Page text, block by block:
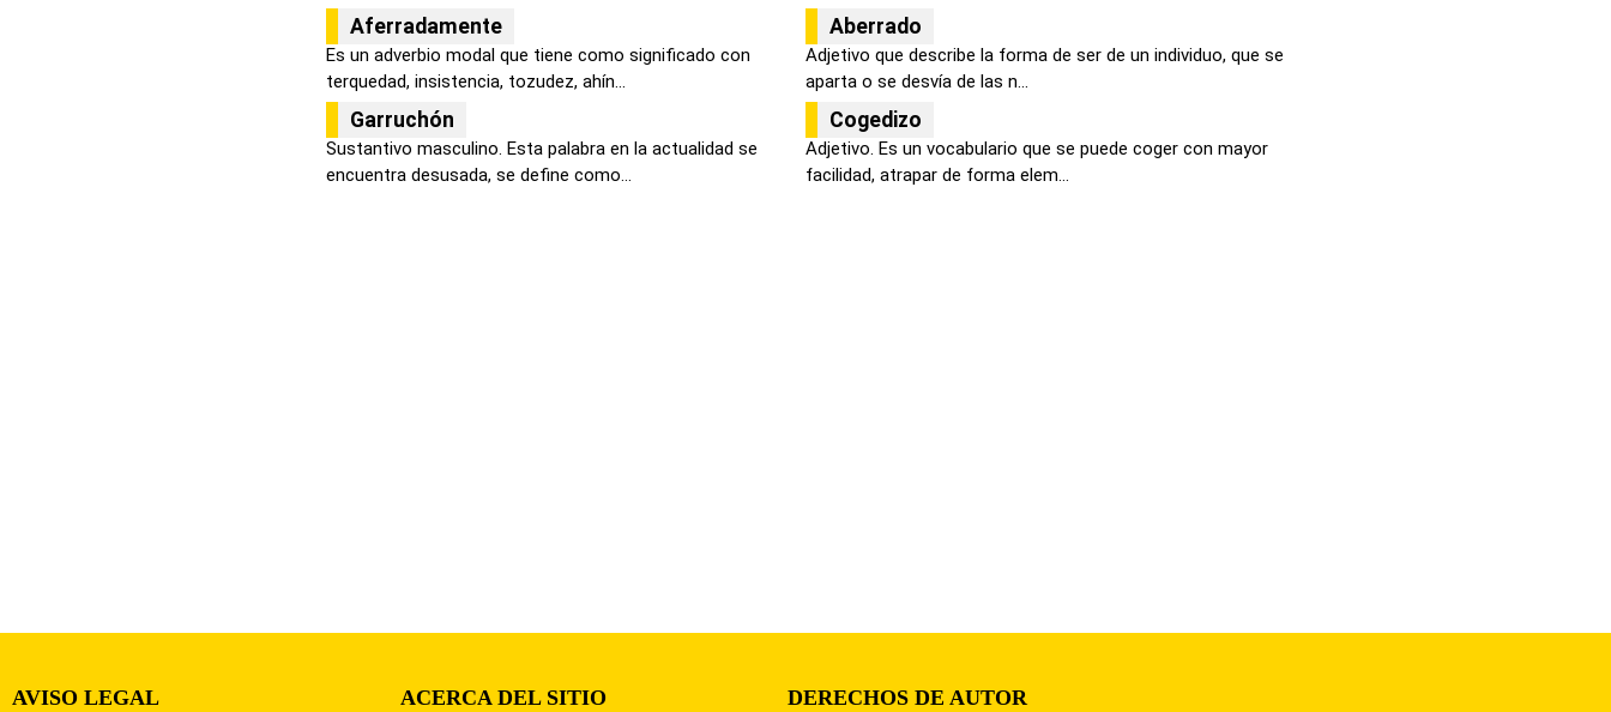
Aferradamente
Es un adverbio modal que tiene como significado con
terquedad, insistencia, tozudez, ahín...
Aberrado
Adjetivo que describe la forma de ser de un individuo, que se
aparta o se desvía de las n...
Garruchón
Sustantivo masculino. Esta palabra en la actualidad se
encuentra desusada, se define como...
Cogedizo
Adjetivo. Es un vocabulario que se puede coger con mayor
facilidad, atrapar de forma elem...
AVISO LEGAL ACERCA DEL SITIO DERECHOS DE AUTOR